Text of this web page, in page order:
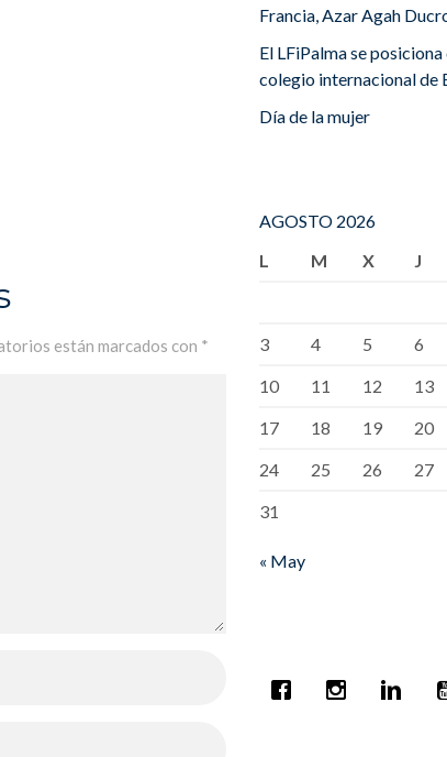
están marcados con *
Francia, Azar Agah
El LFiPalma se
colegio internacional de
Día de la mujer
AGOSTO 2026
L
M X J
3
4 5 6
10
11 12 13
17
18 19 20
24
25 26 27
31
« May